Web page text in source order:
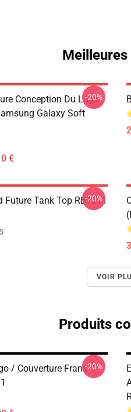
Meilleures
Conception Du Logo
Galaxy Soft
€
-20%
Future Tank Top RB1211
-20%
VOIR
Produits
/ Couverture Frank-20%